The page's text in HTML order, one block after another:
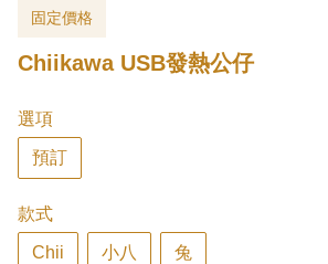
固定價格
Chiikawa USB發熱公仔
選項
預訂
款式
Chii 小八 兔